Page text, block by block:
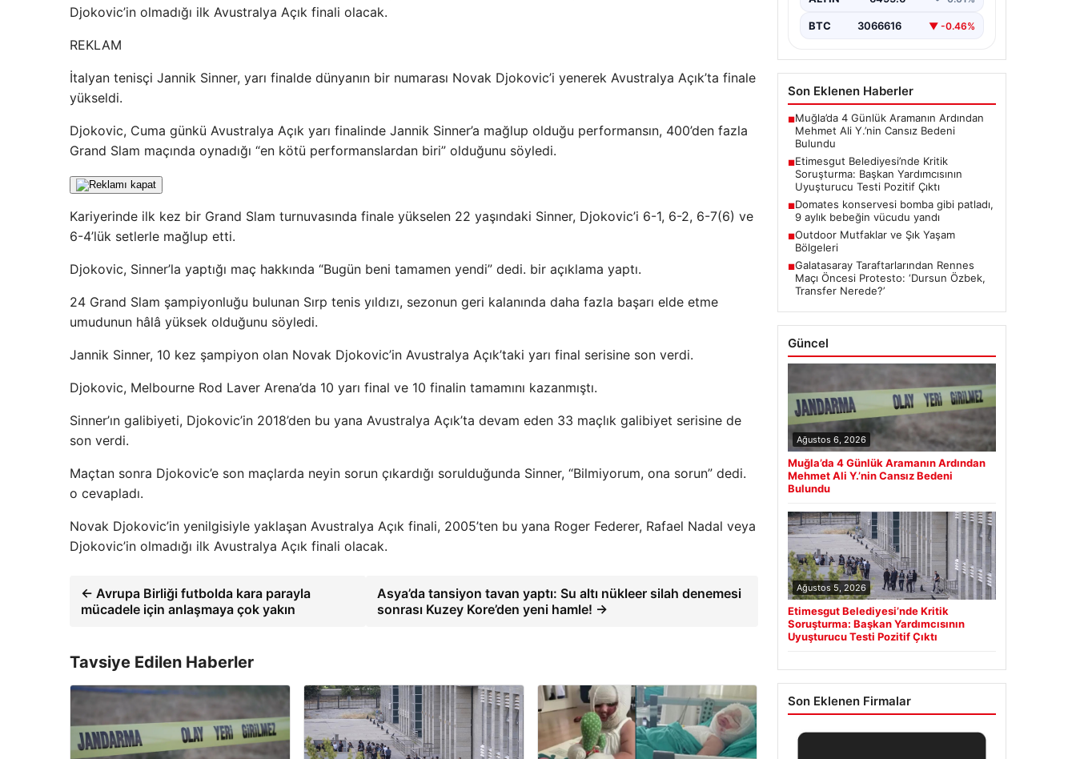
Djokovic’in olmadığı ilk Avustralya Açık finali olacak.
REKLAM
İtalyan tenisçi Jannik Sinner, yarı finalde dünyanın bir numarası Novak Djokovic’i yenerek Avustralya Açık’ta finale
yükseldi.
Djokovic, Cuma günkü Avustralya Açık yarı finalinde Jannik Sinner’a mağlup olduğu performansın, 400’den fazla
Grand Slam maçında oynadığı “en kötü performanslardan biri” olduğunu söyledi.
Kariyerinde ilk kez bir Grand Slam turnuvasında finale yükselen 22 yaşındaki Sinner, Djokovic’i 6-1, 6-2, 6-7(6) ve
6-4’lük setlerle mağlup etti.
Djokovic, Sinner’la yaptığı maç hakkında “Bugün beni tamamen yendi” dedi. bir açıklama yaptı.
24 Grand Slam şampiyonluğu bulunan Sırp tenis yıldızı, sezonun geri kalanında daha fazla başarı elde etme
umudunun hâlâ yüksek olduğunu söyledi.
Jannik Sinner, 10 kez şampiyon olan Novak Djokovic’in Avustralya Açık’taki yarı final serisine son verdi.
Djokovic, Melbourne Rod Laver Arena’da 10 yarı final ve 10 finalin tamamını kazanmıştı.
Sinner’ın galibiyeti, Djokovic’in 2018’den bu yana Avustralya Açık’ta devam eden 33 maçlık galibiyet serisine de
son verdi.
Maçtan sonra Djokovic’e son maçlarda neyin sorun çıkardığı sorulduğunda Sinner, “Bilmiyorum, ona sorun” dedi.
o cevapladı.
Novak Djokovic’in yenilgisiyle yaklaşan Avustralya Açık finali, 2005’ten bu yana Roger Federer, Rafael Nadal veya
Djokovic’in olmadığı ilk Avustralya Açık finali olacak.
← Avrupa Birliği futbolda kara parayla
mücadele için anlaşmaya çok yakın
Asya’da tansiyon tavan yaptı: Su altı nükleer silah denemesi
sonrası Kuzey Kore’den yeni hamle! →
Tavsiye Edilen Haberler
Ankara’da Etimesgut Belediyesi’ne
soruşturmanın detayları gün
BTC 3066616 ▼ -0.46%
Son Eklenen Haberler
■Muğla’da 4 Günlük Aramanın Ardından
Mehmet Ali Y.’nin Cansız Bedeni
Bulundu
■Etimesgut Belediyesi’nde Kritik
Soruşturma: Başkan Yardımcısının
Uyuşturucu Testi Pozitif Çıktı
■Domates konservesi bomba gibi patladı,
9 aylık bebeğin vücudu yandı
■Outdoor Mutfaklar ve Şık Yaşam
Bölgeleri
■Galatasaray Taraftarlarından Rennes
Maçı Öncesi Protesto: ‘Dursun Özbek,
Transfer Nerede?’
Güncel
Ağustos 6, 2026
Muğla’da 4 Günlük Aramanın Ardından
Mehmet Ali Y.’nin Cansız Bedeni
Bulundu
Ağustos 5, 2026
Etimesgut Belediyesi’nde Kritik
Soruşturma: Başkan Yardımcısının
Uyuşturucu Testi Pozitif Çıktı
Son Eklenen Firmalar